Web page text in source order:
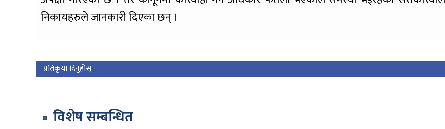
निकायहरुले जानकारी दिएका छन् ।
प्रतिकृया दिनुहोस्
विशेष सम्बन्धित